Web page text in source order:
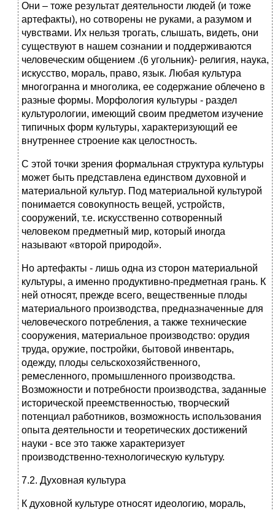
Они – тоже результат деятельности людей (и тоже
артефакты), но сотворены не руками, а разумом и
чувствами. Их нельзя трогать, слышать, видеть, они
существуют в нашем сознании и поддерживаются
человеческим общением .(6 угольник)- религия, наука,
искусство, мораль, право, язык. Любая культура
многогранна и многолика, ее содержание облечено в
разные формы. Морфология культуры - раздел
культурологии, имеющий своим предметом изучение
типичных форм культуры, характеризующий ее
внутреннее строение как целостность.
С этой точки зрения формальная структура культуры
может быть представлена единством духовной и
материальной культур. Под материальной культурой
понимается совокупность вещей, устройств,
сооружений, т.е. искусственно сотворенный
человеком предметный мир, который иногда
называют «второй природой».
Но артефакты - лишь одна из сторон материальной
культуры, а именно продуктивно-предметная грань. К
ней относят, прежде всего, вещественные плоды
материального производства, предназначенные для
человеческого потребления, а также технические
сооружения, материальное производство: орудия
труда, оружие, постройки, бытовой инвентарь,
одежду, плоды сельскохозяйственного,
ремесленного, промышленного производства.
Возможности и потребности производства, заданные
исторической преемственностью, творческий
потенциал работников, возможность использования
опыта деятельности и теоретических достижений
науки - все это также характеризует
производственно-технологическую культуру.
7.2. Духовная культура
К духовной культуре относят идеологию, мораль,